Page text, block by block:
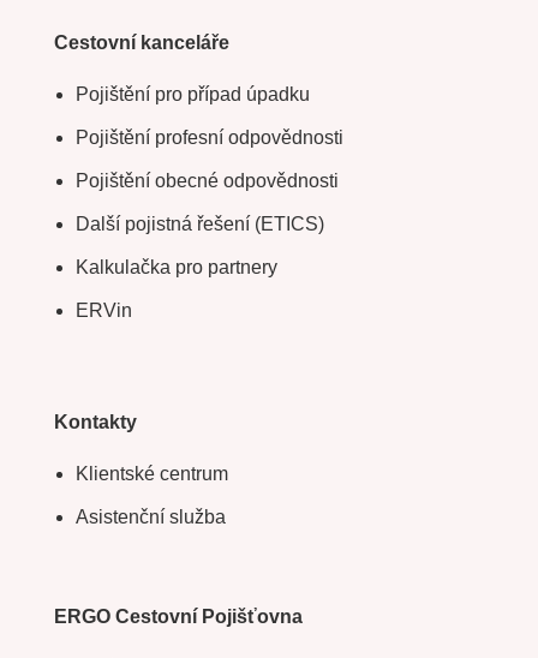
Cestovní kanceláře
Pojištění pro případ úpadku
Pojištění profesní odpovědnosti
Pojištění obecné odpovědnosti
Další pojistná řešení (ETICS)
Kalkulačka pro partnery
ERVin
Kontakty
Klientské centrum
Asistenční služba
ERGO Cestovní Pojišťovna